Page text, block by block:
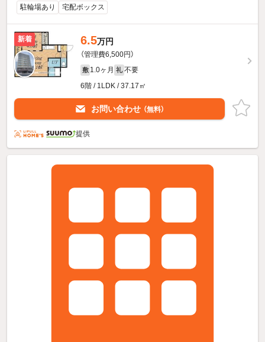
駐輪場あり 宅配ボックス
新着 6.5万円
（管理費6,500円）
敷 1.0ヶ月 礼 不要
6階 / 1LDK / 37.17㎡
お問い合わせ （無料）
提供